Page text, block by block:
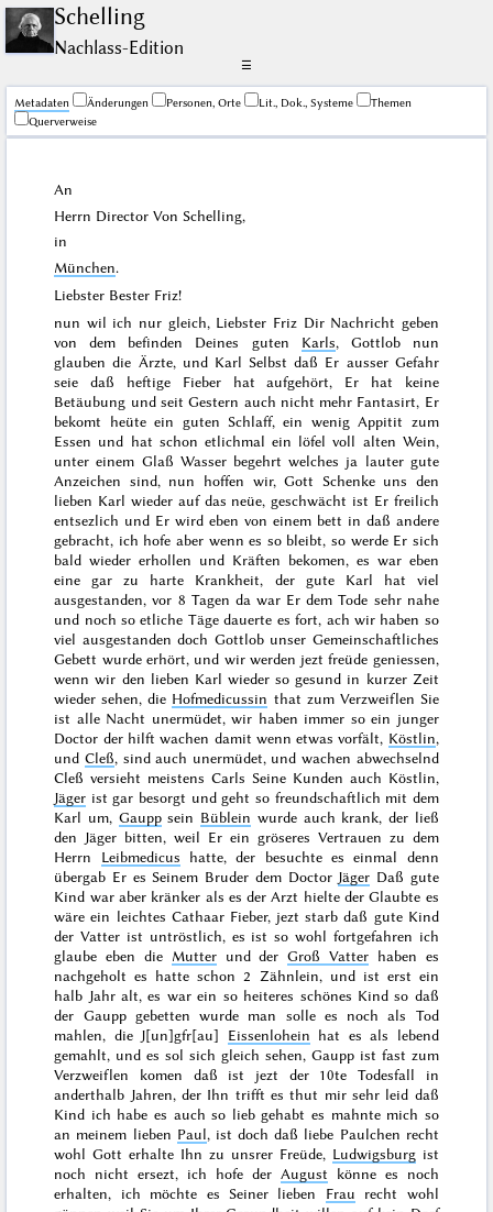
Schelling
Nachlass-Edition
☰
Me­ta­da­ten Änderungen Personen, Orte Lit., Dok., Systeme
Themen
Querverweise
An
Herrn Director Von Schelling,
in
München.
Liebster Bester Friz!
nun wil ich nur gleich, Liebster Friz Dir Nachricht geben
von dem befinden Deines guten Karls, Gottlob nun
glauben die Ärzte, und Karl Selbst daß Er ausser Gefahr
seie daß heftige Fieber hat aufgehört, Er hat keine
Betäubung und seitGestern auch nicht mehr Fantasirt, Er
bekomt heüte ein guten Schlaff, ein wenig Appitit zum
Essen und hat schon etlichmal ein löfel voll alten Wein,
unter einem Glaß Wasser begehrt welches ja lauter gute
Anzeichen sind, nun hoffen wir, Gott Schenke uns den
lieben Karl wieder auf das neüe, geschwächt ist Er freilich
entsezlich und Er wird eben von einem bett in daß andere
gebracht, ich hofe aber wenn es so bleibt, so werde Er sich
bald wieder erhollen und Kräften bekomen, es war eben
eine gar zu harte Krankheit, der gute Karl hat viel
ausgestanden, vor 8 Tagen da war Er dem Tode sehr nahe
und noch so etliche Täge dauerte es fort, ach wir haben so
viel ausgestanden doch Gottlob unser Gemeinschaftliches
Gebett wurde erhört, und wir werden jezt freüde geniessen,
wenn wir den lieben Karl wieder so gesund in kurzer Zeit
wieder sehen, die Hofmedicussin that zum Verzweiflen Sie
ist alle Nacht unermüdet, wir haben immer so ein junger
Doctor der hilft wachen damit wenn etwas vorfält, Köstlin,
und Cleß, sind auch unermüdet, und wachen abwechselnd
Cleß versieht meistens Carls Seine Kunden auch Köstlin,
Jäger ist gar besorgt und geht so freundschaftlich mit dem
Karl um, Gauppsein Büblein wurde auch krank, der ließ
den Jäger bitten, weil Er ein gröseres Vertrauen zu dem
Herrn Leibmedicus hatte, der besuchte es einmal denn
übergab Er es Seinem Bruder dem Doctor Jäger Daß gute
Kind war aber kränker als es der Arzt hielte der Glaubte es
wäre ein leichtes Cathaar Fieber, jezt starb daß gute Kind
der Vatter ist untröstlich, es ist so wohl fortgefahren ich
glaube eben die Mutterund derGroß Vatter haben es
nachgeholt es hatte schon 2 Zähnlein, und ist erst ein
halb Jahr alt, es war ein so heiteres schönes Kind so daß
der Gaupp gebetten wurde man solle es noch als Tod
mahlen, die J[un]gfr[au] Eissenlohein hat es als lebend
gemahlt, und es sol sich gleich sehen, Gaupp ist fast zum
Verzweiflen komen daß ist jezt der 10te Todesfall in
anderthalb Jahren, der Ihn trifft es thut mir sehr leid daß
Kind ich habe es auch so lieb gehabt es mahnte mich so
an meinem lieben Paul, ist doch daß liebe Paulchen recht
wohl Gott erhalte Ihn zu unsrer Freüde, Ludwigsburgist
noch nicht ersezt, ich hofe der August könne es noch
erhalten, ich möchte es Seiner lieben Frau recht wohl